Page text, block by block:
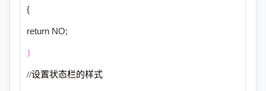
{
return NO;
}
//设置状态栏的样式